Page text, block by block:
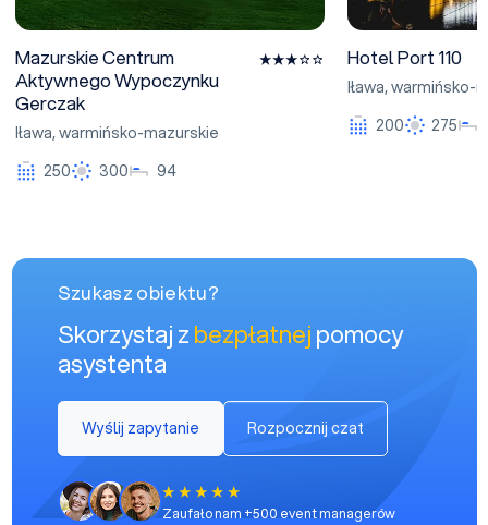
Mazurskie Centrum
Aktywnego Wypoczynku
Gerczak
Iława,warmińsko-mazurskie
250
300 94
Hotel Port 110
Iława,warmińsko-
200
275
Szukasz obiektu?
Skorzystaj zbezpłatnejpomocy
asystenta
Wyślij zapytanie Rozpocznij czat
Zaufało nam +500 event managerów